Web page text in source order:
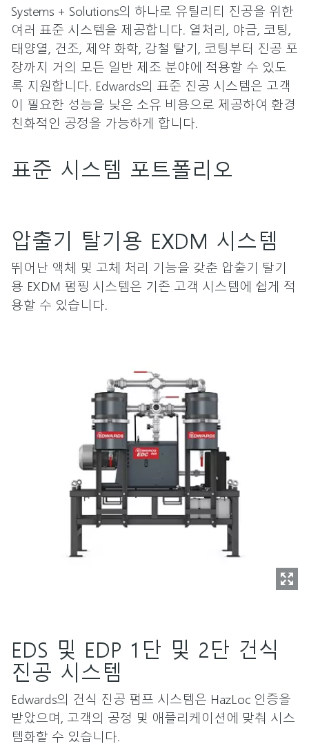
Systems + Solutions의 하나로 유틸리티 진공을 위한
여러 표준 시스템을 제공합니다. 열처리, 야금, 코팅,
태양열, 건조, 제약 화학, 강철 탈기, 코팅부터 진공 포
장까지 거의 모든 일반 제조 분야에 적용할 수 있도
록 지원합니다. Edwards의 표준 진공 시스템은 고객
이 필요한 성능을 낮은 소유 비용으로 제공하여 환경
친화적인 공정을 가능하게 합니다.
표준 시스템 포트폴리오
압출기 탈기용 EXDM 시스템
뛰어난 액체 및 고체 처리 기능을 갖춘 압출기 탈기
용 EXDM 펌핑 시스템은 기존 고객 시스템에 쉽게 적
용할 수 있습니다.
EDS 및 EDP 1단 및 2단 건식
진공 시스템
Edwards의 건식 진공 펌프 시스템은 HazLoc 인증을
받았으며, 고객의 공정 및 애플리케이션에 맞춰 시스
템화할 수 있습니다.